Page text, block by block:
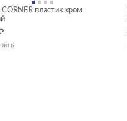
CORNER пластик хром